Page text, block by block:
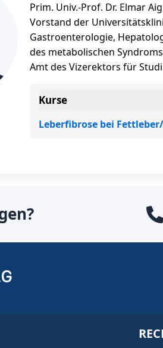
Prim. Univ.-Prof. Dr. Elmar
Vorstand der
Gastroenterologie,
des metabolischen
Amt des Vizerektors für
Kurse
Leberfibrose bei